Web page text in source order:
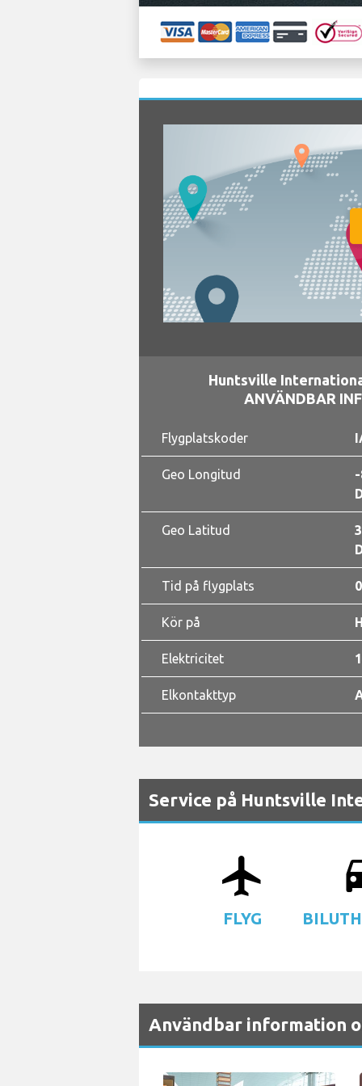
Huntsville
ANVÄNDBAR
Flygplatskoder
Geo Longitud
-
Geo Latitud
Tid på flygplats
Kör på
Elektricitet
Elkontakttyp
Service på Huntsville
airplanemode_active
FLYG
Användbar information